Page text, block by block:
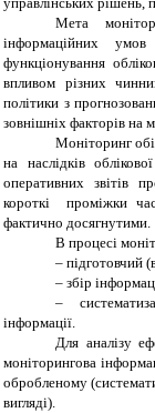
Мета
інформаційних
функціонування
впливом різних
політики з
зовнішніх факторів на
Моніторинг
на наслідків
оперативних звітів
короткі проміжки
фактично досягнутими.
В процесі
– підготовчий
– збір
–
інформації.
Для аналізу
моніторингова
обробленому (
вигляді).